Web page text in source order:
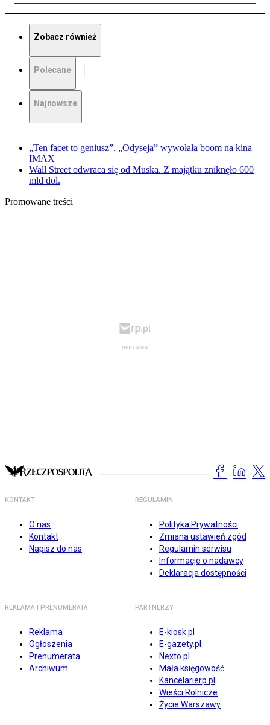
Zobacz również
Polecane
Najnowsze
„Ten facet to geniusz”. „Odyseja” wywołała boom na kina
IMAX
Wall Street odwraca się od Muska. Z majątku zniknęło 600
mld dol.
Promowane treści
KONTAKT
O nas
Kontakt
Napisz do nas
REGULAMIN
Polityka Prywatności
Zmiana ustawień zgód
Regulamin serwisu
Informacje o nadawcy
Deklaracja dostępności
REKLAMA I PRENUMERATA
Reklama
Ogłoszenia
Prenumerata
Archiwum
PARTNERZY
E-kiosk.pl
E-gazety.pl
Nexto.pl
Mała księgowość
Kancelarierp.pl
Wieści Rolnicze
Życie Warszawy